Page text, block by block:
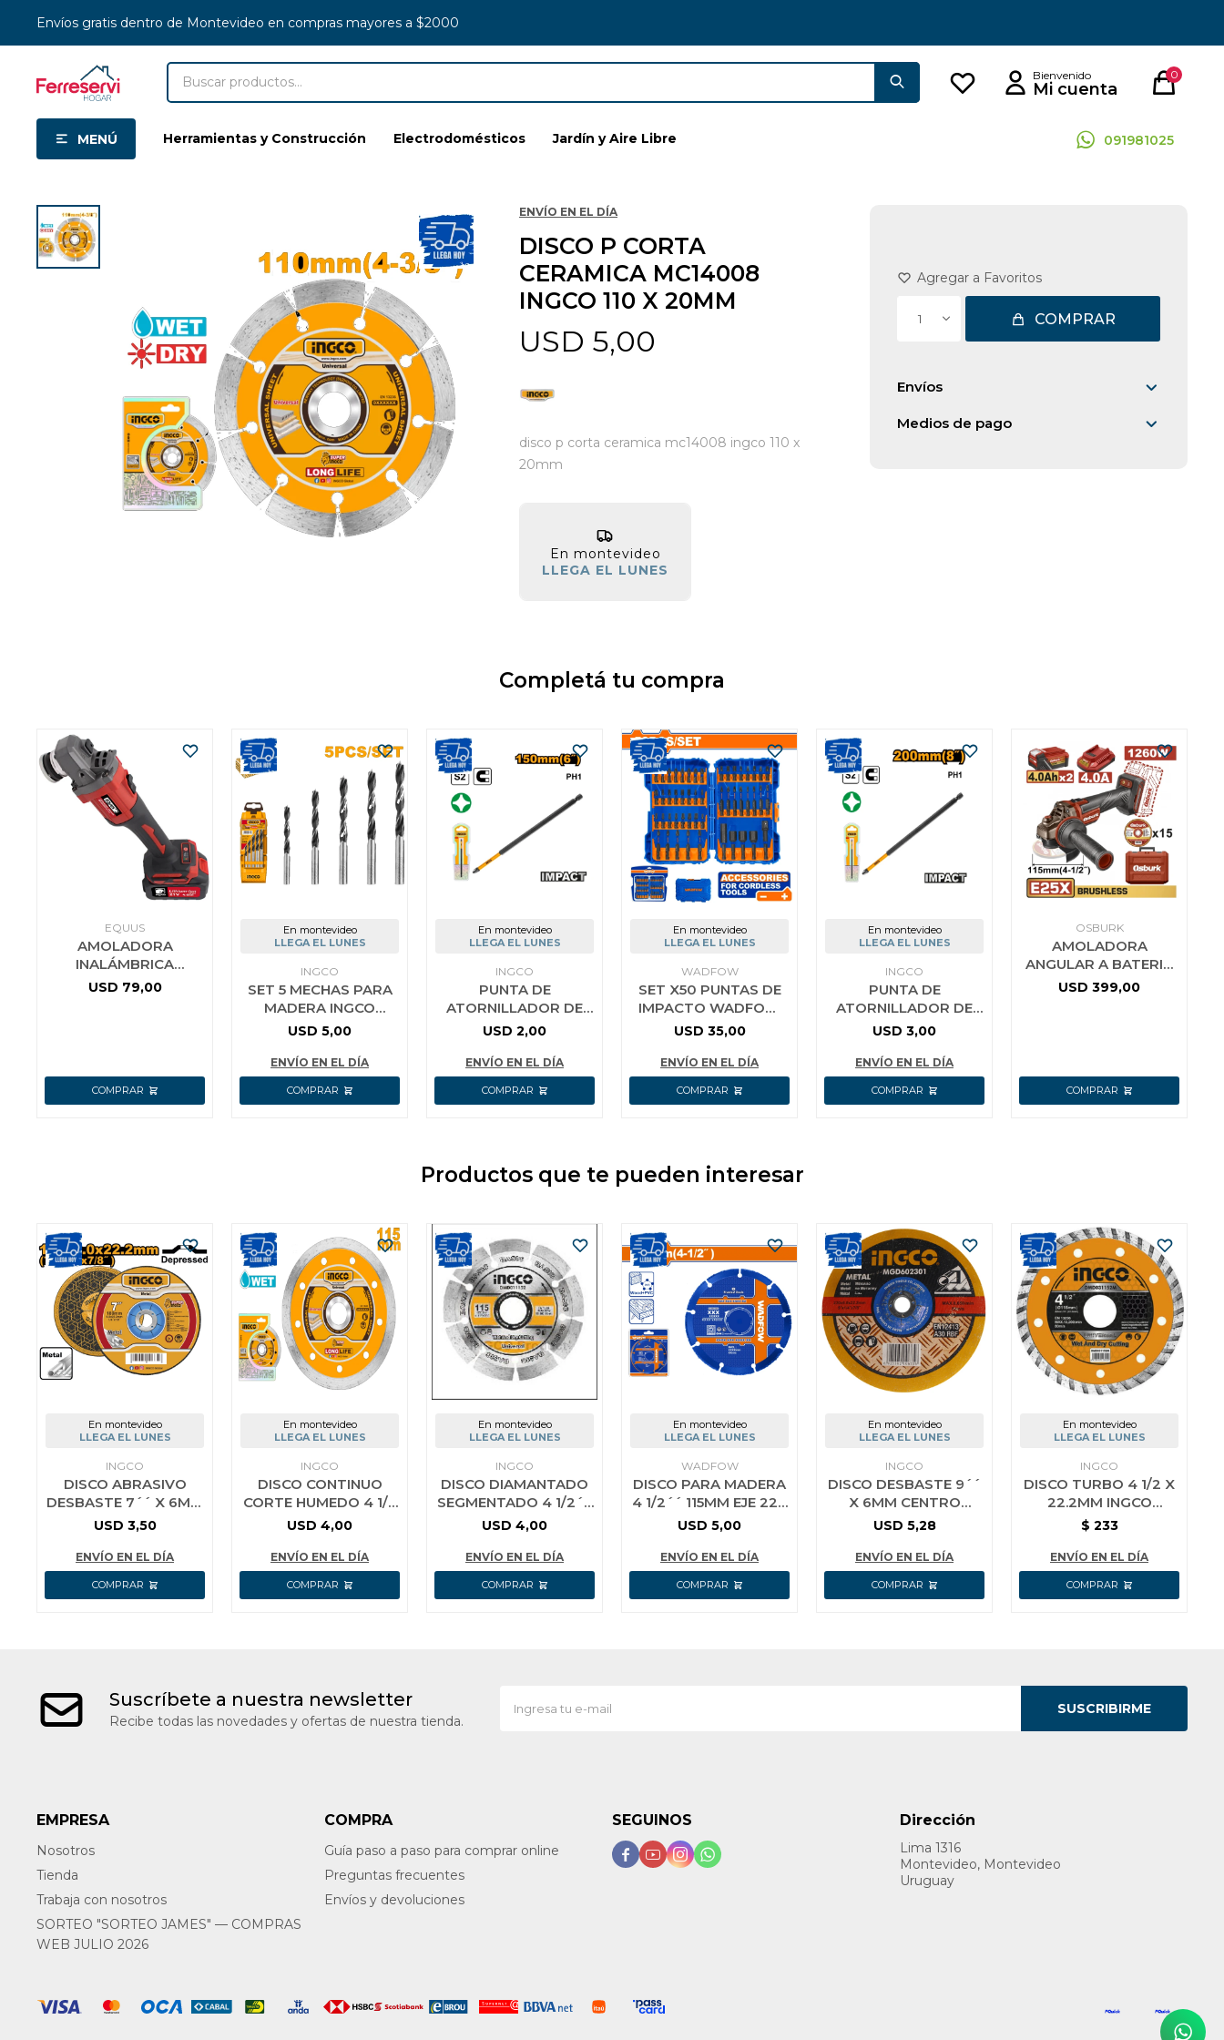
MENÚ Herramientas y Construcción Electrodomésticos Jardín y Aire Libre 091981025
0
Envíos gratis dentro de Montevideo en compras mayores a $2000
ENVÍO EN EL DÍA
DISCO P CORTA
CERAMICA MC14008
INGCO 110 X 20MM
USD 5,00
disco p corta ceramica mc14008 ingco 110 x
20mm
En montevideo
LLEGA EL LUNES
1 COMPRAR
Envíos
Medios de pago
Completá tu compra
EQUUS
AMOLADORA
INALÁMBRICA
BRUSHLESS 21V
USD 79,00
En montevideo
LLEGA EL LUNES
INGCO
SET 5 MECHAS PARA
MADERA INGCO
AKD5058
USD 5,00
ENVÍO EN EL DÍA
En montevideo
LLEGA EL LUNES
INGCO
PUNTA DE
ATORNILLADOR DE
IMPACTO 6´´ INGCO
USD 2,00
ENVÍO EN EL DÍA
En montevideo
LLEGA EL LUNES
WADFOW
SET X50 PUNTAS DE
IMPACTO WADFOW
WSV2005
USD 35,00
ENVÍO EN EL DÍA
En montevideo
LLEGA EL LUNES
INGCO
PUNTA DE
ATORNILLADOR DE
IMPACTO 8´´ INGCO
USD 3,00
ENVÍO EN EL DÍA
OSBURK
AMOLADORA
ANGULAR A BATERIA
25V E25X 115MM (4-
USD 399,00
Productos que te pueden interesar
En montevideo
LLEGA EL LUNES
INGCO
DISCO ABRASIVO
DESBASTE 7´´ X 6MM
INGCO
USD 3,50
ENVÍO EN EL DÍA
En montevideo
LLEGA EL LUNES
INGCO
DISCO CONTINUO
CORTE HUMEDO 4 1/2
115MM INGCO
AMARILLO
USD 4,00
ENVÍO EN EL DÍA
En montevideo
LLEGA EL LUNES
INGCO
DISCO DIAMANTADO
SEGMENTADO 4 1/2´´
INGCO DMD011152
USD 4,00
ENVÍO EN EL DÍA
En montevideo
LLEGA EL LUNES
WADFOW
DISCO PARA MADERA
4 1/2´´ 115MM EJE 222
MM WADFOW
USD 5,00
ENVÍO EN EL DÍA
En montevideo
LLEGA EL LUNES
INGCO
DISCO DESBASTE 9´´
X 6MM CENTRO
DEPRIMIDO PARA
INGCO
USD 5,28
ENVÍO EN EL DÍA
En montevideo
LLEGA EL LUNES
INGCO
DISCO TURBO 4 1/2 X
22.2MM INGCO
DMD031152M UNIDAD
$ 233
ENVÍO EN EL DÍA
Suscríbete a nuestra newsletter
Recibe todas las novedades y ofertas de nuestra tienda.
SUSCRIBIRME
EMPRESA
Nosotros
Tienda
Trabaja con nosotros
SORTEO "SORTEO JAMES" — COMPRAS
WEB JULIO 2026
COMPRA
Guía paso a paso para comprar online
Preguntas frecuentes
Envíos y devoluciones
Dirección
Lima 1316
Montevideo, Montevideo
Uruguay
SEGUINOS
   